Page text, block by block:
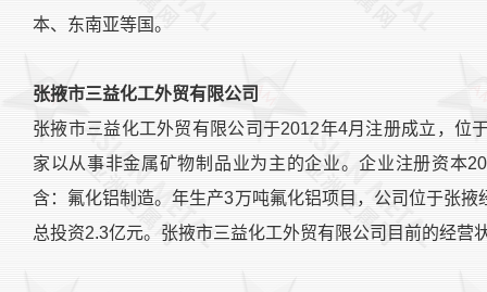
本、东南亚等国。
张掖市三益化工外贸有限公司
张掖市三益化工外贸有限公司于2012年4月注册成立，位
家以从事非金属矿物制品业为主的企业。企业注册资本
含：氟化铝制造。年生产3万吨氟化铝项目，公司位于张
总投资2.3亿元。张掖市三益化工外贸有限公司目前的经营